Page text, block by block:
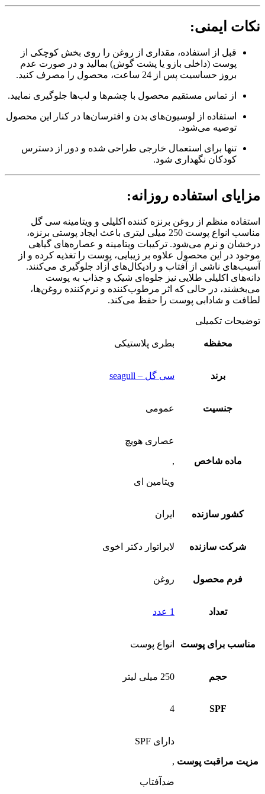
نکات ایمنی:
قبل از استفاده، مقداری از روغن را روی بخش کوچکی از
پوست (داخلی بازو یا پشت گوش) بمالید و در صورت عدم
بروز حساسیت پس از 24 ساعت، محصول را مصرف کنید.
از تماس مستقیم محصول با چشم‌ها و لب‌ها جلوگیری نمایید.
استفاده از لوسیون‌های بدن و افترسان‌ها در کنار این محصول
توصیه می‌شود.
تنها برای استعمال خارجی طراحی شده و دور از دسترس
کودکان نگهداری شود.
مزایای استفاده روزانه:
استفاده منظم از روغن برنزه کننده اکلیلی و ویتامینه سی گل
مناسب انواع پوست 250 میلی لیتری باعث ایجاد پوستی برنزه،
درخشان و نرم می‌شود. ترکیبات ویتامینه و عصاره‌های گیاهی
موجود در این محصول علاوه بر زیبایی، پوست را تغذیه کرده و از
آسیب‌های ناشی از آفتاب و رادیکال‌های آزاد جلوگیری می‌کنند.
دانه‌های اکلیلی طلایی نیز جلوه‌ای شیک و جذاب به پوست
می‌بخشند، در حالی که اثر مرطوب‌کننده و نرم‌کننده روغن‌ها،
لطافت و شادابی پوست را حفظ می‌کند.
توضیحات تکمیلی
محفظه بطری پلاستیکی
برند سی گل – seagull
جنسیت عمومی
ماده شاخص
عصاری هویچ
,
ویتامین ای
کشور سازنده ایران
شرکت سازنده لابراتوار دکتر اخوی
فرم محصول روغن
تعداد 1 عدد
مناسب برای پوست انواع پوست
حجم 250 میلی لیتر
SPF
4
مزیت مراقبت پوست
دارای SPF
,
ضدآفتاب